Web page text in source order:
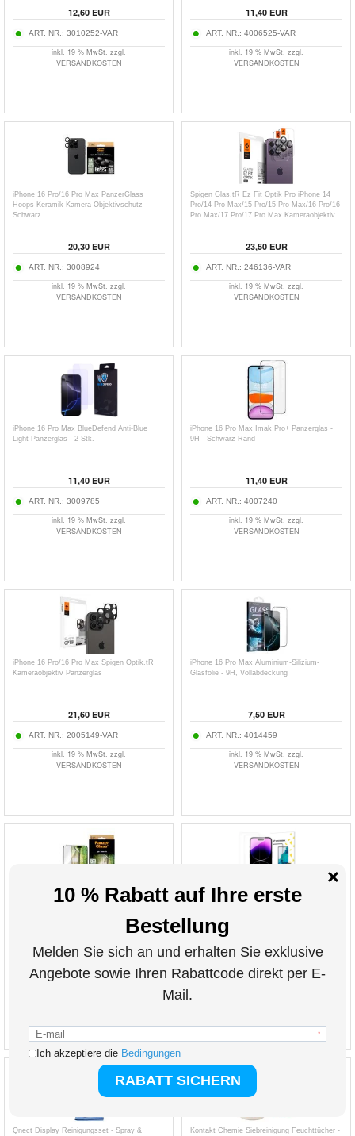
12,60EUR
ART. NR.: 3010252-VAR
inkl. 19 % MwSt. zzgl.
VERSANDKOSTEN
11,40EUR
ART. NR.: 4006525-VAR
inkl. 19 % MwSt. zzgl.
VERSANDKOSTEN
iPhone 16 Pro/16 Pro Max PanzerGlass
Hoops Keramik Kamera Objektivschutz -
Schwarz
20,30EUR
ART. NR.: 3008924
inkl. 19 % MwSt. zzgl.
VERSANDKOSTEN
Spigen Glas.tR Ez Fit Optik Pro iPhone 14
Pro/14 Pro Max/15 Pro/15 Pro Max/16 Pro/16
Pro Max/17 Pro/17 Pro Max Kameraobjektiv
23,50EUR
ART. NR.: 246136-VAR
inkl. 19 % MwSt. zzgl.
VERSANDKOSTEN
iPhone 16 Pro Max BlueDefend Anti-Blue
Light Panzerglas - 2 Stk.
11,40EUR
ART. NR.: 3009785
inkl. 19 % MwSt. zzgl.
VERSANDKOSTEN
iPhone 16 Pro Max Imak Pro+ Panzerglas -
9H - Schwarz Rand
11,40EUR
ART. NR.: 4007240
inkl. 19 % MwSt. zzgl.
VERSANDKOSTEN
iPhone 16 Pro/16 Pro Max Spigen Optik.tR
Kameraobjektiv Panzerglas
21,60EUR
ART. NR.: 2005149-VAR
inkl. 19 % MwSt. zzgl.
VERSANDKOSTEN
iPhone 16 Pro Max Aluminium-Silizium-
Glasfolie - 9H, Vollabdeckung
7,50EUR
ART. NR.: 4014459
inkl. 19 % MwSt. zzgl.
VERSANDKOSTEN
iPhone 16 Pro Max PanzerGlass Eco Matrix
24,10EUR
ART. NR.:3009109
iPhone 17 Pro Max/16 Pro Max Wozinsky
8,80 EUR
ART. NR.: 2007787
Qnect Display Reinigungsset - Spray &
Kontakt Chemie Siebreinigung Feuchttücher -